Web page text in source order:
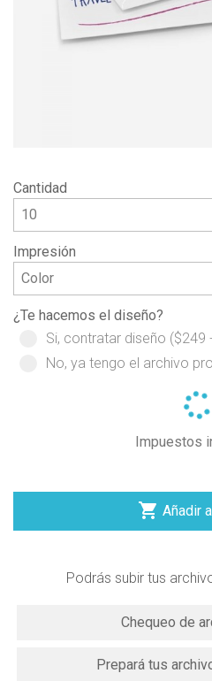
Cantidad
Impresión
¿Te hacemos el diseño?
Si, contratar diseño ($249
No, ya tengo el archivo
Impuestos
 Añadir
Podrás subir tus
Chequeo de
Prepará tus